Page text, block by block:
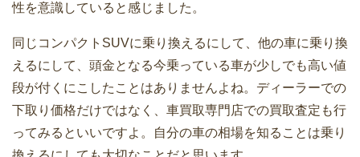
性を意識していると感じました。
同じコンパクトSUVに乗り換えるにして、他の車に乗り換
えるにして、頭金となる今乗っている車が少しでも高い値
段が付くにこしたことはありませんよね。ディーラーでの
下取り価格だけではなく、車買取専門店での買取査定も行
ってみるといいですよ。自分の車の相場を知ることは乗り